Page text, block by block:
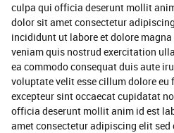
culpa qui officia deserunt mollit
dolor sit amet consectetur
incididunt ut labore et dolore
veniam quis nostrud exercitation
ea commodo consequat duis aute
voluptate velit esse cillum dolore
excepteur sint occaecat cupidatat
officia deserunt mollit anim id est
amet consectetur adipiscing elit sed